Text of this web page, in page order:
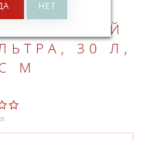
ПЫЛЕСОС
30 Л,
M